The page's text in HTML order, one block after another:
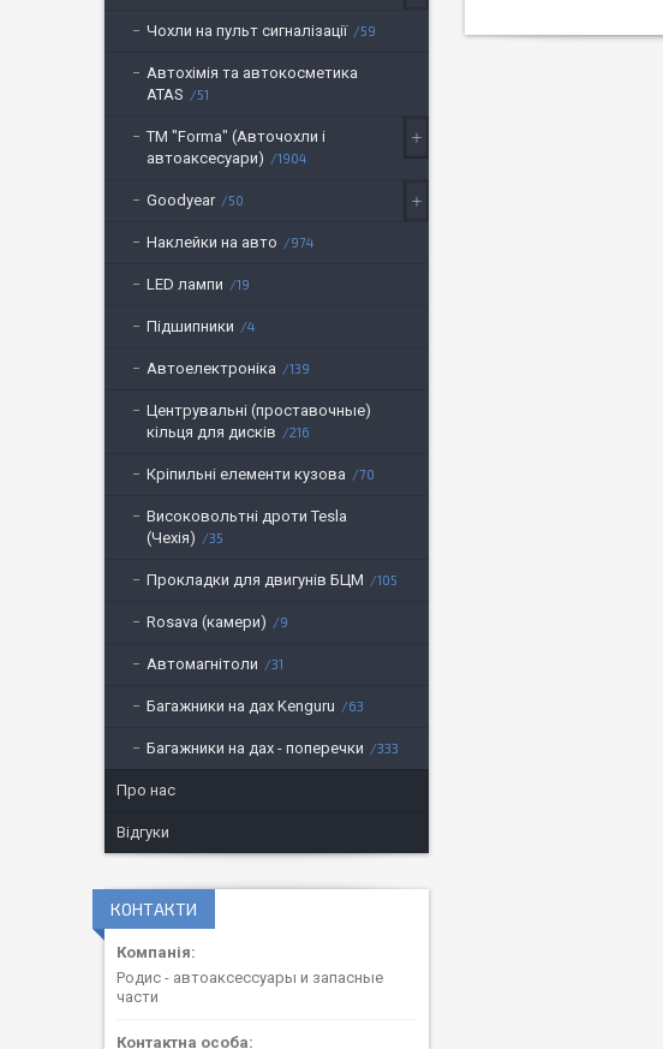
Чохли на пульт сигналізації 59
Автохімія та автокосметика
ATAS
51
ТМ "Forma" (Авточохли і
автоаксесуари)
1904
Goodyear 50
Наклейки на авто 974
LED лампи 19
Підшипники 4
Автоелектроніка 139
Центрувальні (проставочные)
кільця для дисків
216
Кріпильні елементи кузова 70
Високовольтні дроти Tesla
(Чехія)
35
Прокладки для двигунів БЦМ 105
Rosava (камери) 9
Автомагнітоли 31
Багажники на дах Kenguru 63
Багажники на дах - поперечки 333
Про нас
Відгуки
КОНТАКТИ
Родис - автоаксессуары и запасные
части